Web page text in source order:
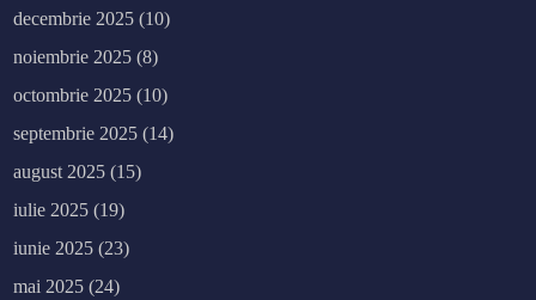
decembrie 2025 (10)
noiembrie 2025 (8)
octombrie 2025 (10)
septembrie 2025 (14)
august 2025 (15)
iulie 2025 (19)
iunie 2025 (23)
mai 2025 (24)